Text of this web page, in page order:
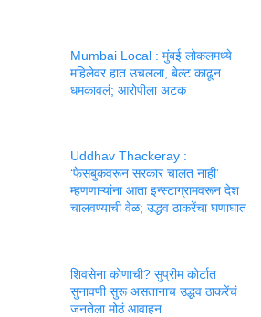
Mumbai Local : मुंबई लोकलमध्ये
महिलेवर हात उचलला, बेल्ट काढून
धमकावलं; आरोपीला अटक
Uddhav Thackeray :
‘फेसबुकवरून सरकार चालत नाही’
म्हणणाऱ्यांना आता इन्स्टाग्रामवरून देश
चालवण्याची वेळ; उद्धव ठाकरेंचा घणाघात
शिवसेना कोणाची? सुप्रीम कोर्टात
सुनावणी सुरू असतानाच उद्धव ठाकरेंचं
जनतेला मोठं आवाहन